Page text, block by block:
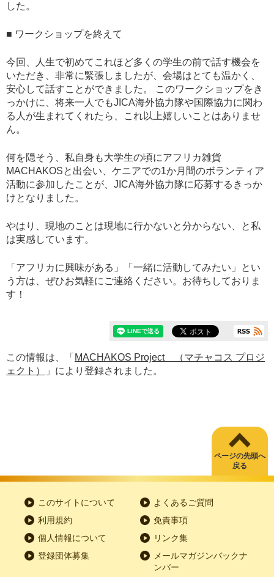
した。
■ ワークショップを終えて
今回、人生で初めてこれほど多くの学生の前で話す機会を
いただき、非常に緊張しましたが、会場はとても温かく、
安心して話すことができました。 このワークショップをき
っかけに、将来一人でもJICA海外協力隊や国際協力に関わ
る人が生まれてくれたら、これ以上嬉しいことはありませ
ん。
何を隠そう、私自身も大学生の頃にアフリカ雑貨
MACHAKOSと出会い、ケニアでの1か月間のボランティア
活動に参加したことが、JICA海外協力隊に応募するきっか
けとなりました。
やはり、現地のことは現地に行かないと分からない、と私
は実感しています。
「アフリカに興味がある」「一緒に活動してみたい」とい
う方は、ぜひお気軽にご連絡ください。お待ちしておりま
す！
この情報は、「 MACHAKOS Project （マチャコス プロジ
ェクト）
」により登録されました。
ページの先頭へ
戻る
このサイトについて
よくあるご質問
利用規約
免責事項
個人情報について
リンク集
登録団体募集
メールマガジンバックナ
ンバー